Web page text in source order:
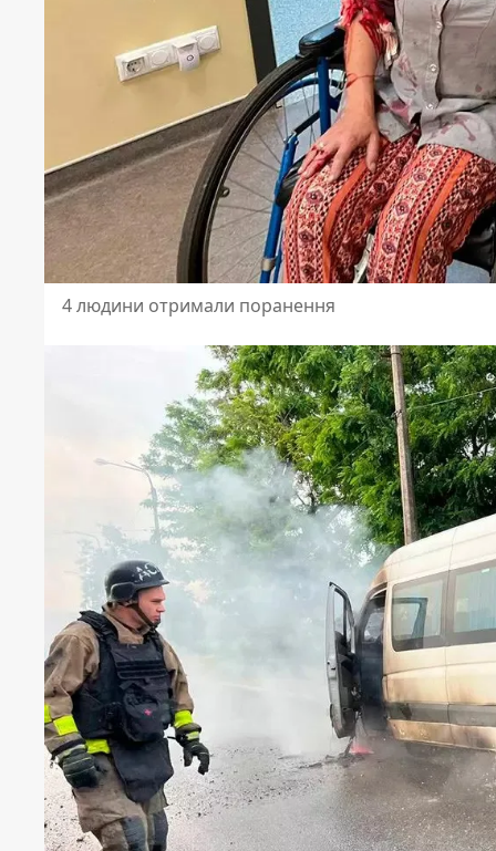
4 людини отримали поранення